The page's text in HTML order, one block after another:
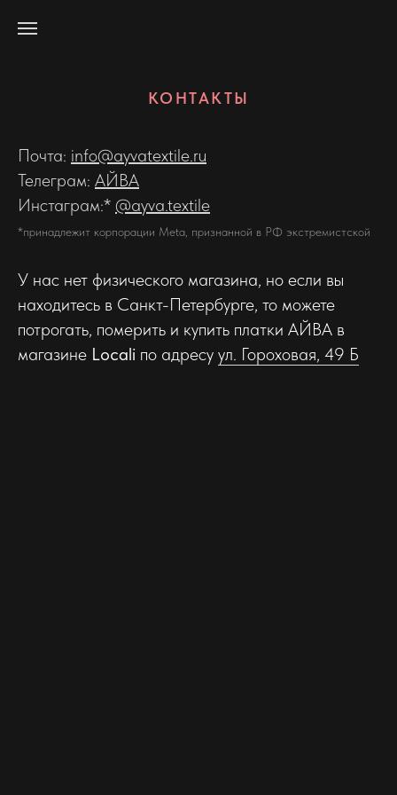
КОНТАКТЫ
Почта: info@ayvatextile.ru
Телеграм: AЙВА
Инстаграм:* @ayva.textile
*принадлежит корпорации Meta, признанной в РФ экстремистской
У нас нет физического магазина, но если вы
находитесь в Санкт-Петербурге, то можете
потрогать, померить и купить платки АЙВА в
магазине Locali по адресу ул. Гороховая, 49 Б